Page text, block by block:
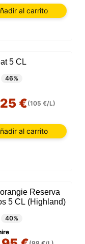
al carrito
5 CL
46%
€(105 €/L)
al carrito
Reserva
5 CL (Highland)
40%